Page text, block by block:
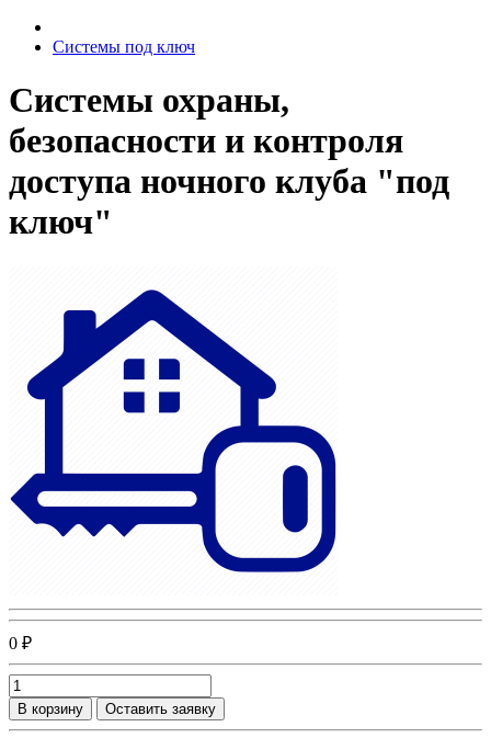
Системы под ключ
Системы охраны,
безопасности и контроля
доступа ночного клуба "под
ключ"
0 ₽
В корзину Оставить заявку